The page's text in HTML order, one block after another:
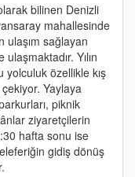
bilinen Denizli
mahallesinde
ulaşım sağlayan
Yılın
yolculuk özellikle kış
Yaylaya
piknik
ziyaretçilerin
hafta sonu ise
gidiş dönüş